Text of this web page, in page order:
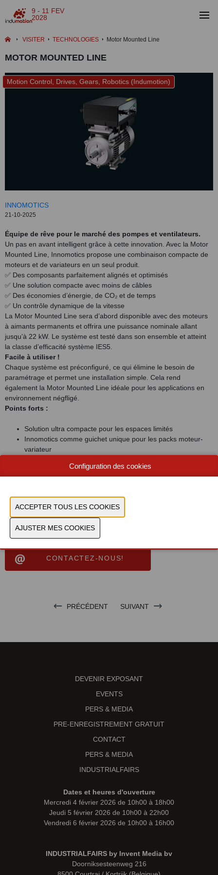
9 - 11 FEV
2028
VISITER TECHNOLOGIES Motor Mounted Line
MOTOR MOUNTED LINE
Motion Control, Drives, Gears, Robotics (Indumotion)
INNOMOTICS
21-10-2025
Équipe de rêve pour le marché des pompes et ventilateurs.
Un pas en avant intelligent grâce à cette innovation. Avec la Motor
Mounted Line, Innomotics propose une combinaison compacte de
moteurs et de variateurs en un seul produit.
✅ Des composants parfaitement alignés et optimisés
✅ Une solution compacte avec moins de câbles
✅ Des économies d’énergie, de CO₂ et de temps
✅ Un contrôle dynamique de la vitesse
La Motor Mounted Line sera d’abord disponible avec des moteurs
à aimants permanents et offrira une puissance nominale allant
jusqu’à 22 kW. Le système est testé dans son ensemble et atteint
la classe d’efficacité système IES5.
Facile à utiliser !
Chaque système est préconfiguré, ce qui élimine le besoin de
paramétrage et permet une installation simple. Cela rend
également la Motor Mounted Line idéale pour les applications en
environnement négfligé
Points forts :
Solution ultra compacte pour les espaces limités
Innomotics comme guichet unique pour les packs moteur-
variateur
Mise à niveau facile des installationsnégfligées
Document
CONTACTEZ-NOUS!
PRÉCÉDENT SUIVANT
DEVENIR EXPOSANT
EVENTS
PERS & MEDIA
PRE-ENREGISTREMENT GRATUIT
CONTACT
PERS & MEDIA
INDUSTRIALFAIRS
Dates et heures d'ouverture
Mercredi 4 février 2026 de 10h00 à 18h00
Jeudi 5 février 2026 de 10h00 à 22h00
Vendredi 6 février 2026 de 10h00 à 16h00
INDUSTRIALFAIRS by Invent Media bv
Doorniksesteenweg 216
Configuration des cookies